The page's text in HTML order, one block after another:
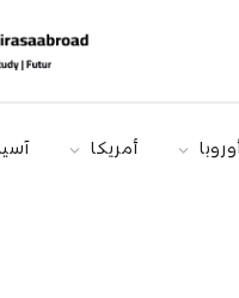
أمريكا